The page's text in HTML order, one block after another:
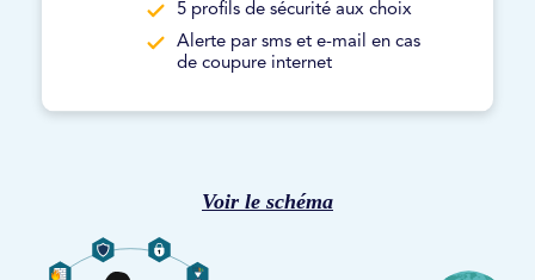
5 profils de sécurité aux choix
Alerte par sms et e-mail en cas
de coupure internet
Voir le schéma